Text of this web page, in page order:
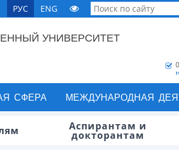
РУС ENG
УНИВЕРСИТЕТ
СФЕРА МЕЖДУНАРОДНАЯ
Аспирантам и
докторантам